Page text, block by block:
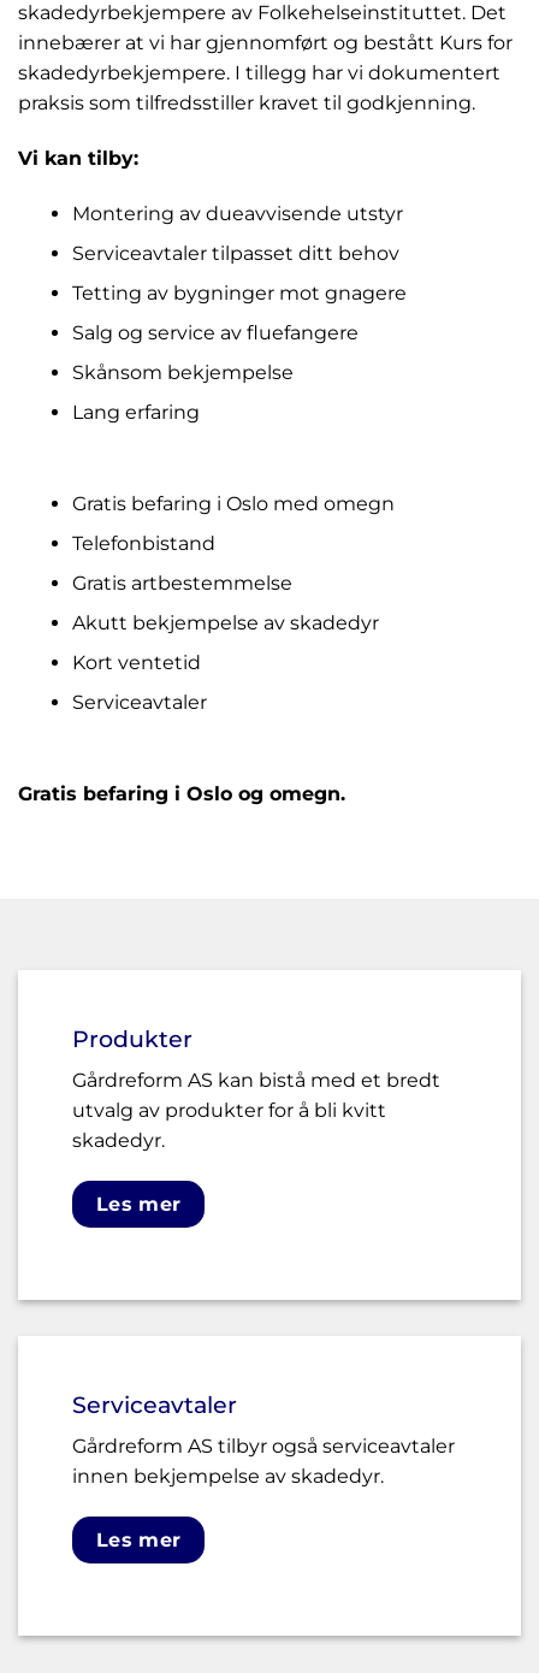
skadedyrbekjempere av Folkehelseinstituttet. Det
innebærer at vi har gjennomført og bestått Kurs for
skadedyrbekjempere. I tillegg har vi dokumentert
praksis som tilfredsstiller kravet til godkjenning.
Vi kan tilby:
Montering av dueavvisende utstyr
Serviceavtaler tilpasset ditt behov
Tetting av bygninger mot gnagere
Salg og service av fluefangere
Skånsom bekjempelse
Lang erfaring
Gratis befaring i Oslo med omegn
Telefonbistand
Gratis artbestemmelse
Akutt bekjempelse av skadedyr
Kort ventetid
Serviceavtaler
Gratis befaring i Oslo og omegn.
Produkter
Gårdreform AS kan bistå med et bredt
utvalg av produkter for å bli kvitt
skadedyr.
Les mer
Serviceavtaler
Gårdreform AS tilbyr også serviceavtaler
innen bekjempelse av skadedyr.
Les mer